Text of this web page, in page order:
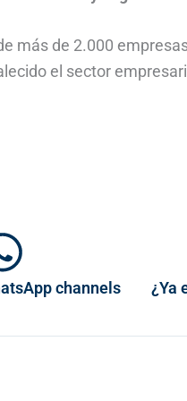
más de 2.000
el sector
channels
¿Ya